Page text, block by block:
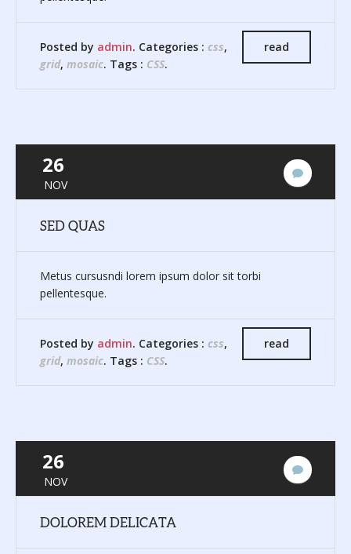
read
Posted by admin. Categories : css,
grid, mosaic. Tags : CSS.
26
NOV
SED QUAS
Metus cursusndi lorem ipsum dolor sit torbi
pellentesque.
read
Posted by admin. Categories : css,
grid, mosaic. Tags : CSS.
26
NOV
DOLOREM DELICATA